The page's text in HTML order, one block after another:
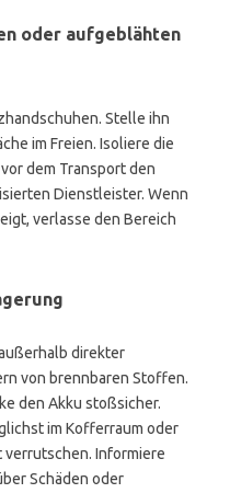
oder aufgeblähten
Stelle ihn
im Freien. Isoliere die
dem Transport den
Dienstleister. Wenn
verlasse den Bereich
direkter
von brennbaren Stoffen.
den Akku stoßsicher.
im Kofferraum oder
verrutschen. Informiere
Schäden oder